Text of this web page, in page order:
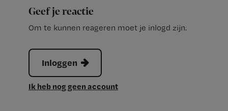
Geef je reactie
Om te kunnen reageren moet je inlogd zijn.
Inloggen
Ik heb nog geen account